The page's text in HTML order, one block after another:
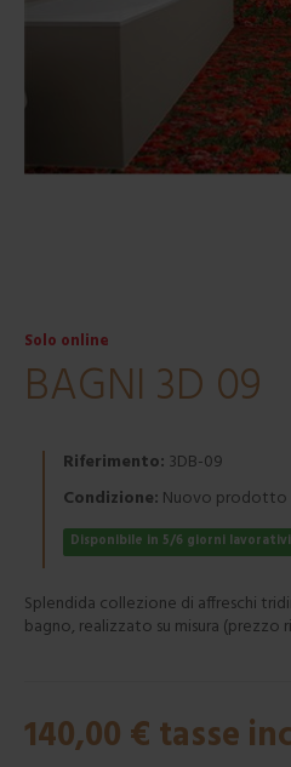
Solo online
BAGNI 3D 09
Riferimento: 3DB-09
Condizione: Nuovo prodotto
Disponibile in 5/6 giorni
Splendida collezione di affreschi
bagno, realizzato su misura
140,00 € tasse